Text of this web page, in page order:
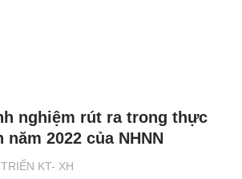
KT- XH
nghiệm rút ra trong thực
2022 của NHNN